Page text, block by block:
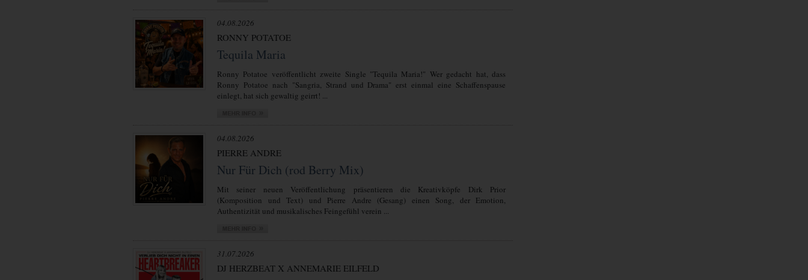
04.08.2026
RONNY POTATOE
Tequila Maria
Ronny Potatoe veröffentlicht zweite Single "Tequila Maria!" Wer gedacht hat, dass
Ronny Potatoe nach "Sangria, Strand und Drama" erst einmal eine Schaffenspause
einlegt, hat sich gewaltig geirrt! ...
04.08.2026
PIERRE ANDRE
Nur Für Dich (rod Berry Mix)
Mit seiner neuen Veröffentlichung präsentieren die Kreativköpfe Dirk Prior
(Komposition und Text) und Pierre Andre (Gesang) einen Song, der Emotion,
Authentizität und musikalisches Feingefühl verein ...
31.07.2026
DJ HERZBEAT X ANNEMARIE EILFELD